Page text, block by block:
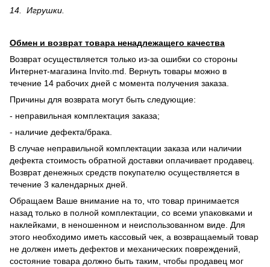
14. Игрушки.
Обмен и возврат товара ненадлежащего качества
Возврат осуществляется только из-за ошибки со стороны
Интернет-магазина Invito.md. Вернуть товары можно в
течение 14 рабочих дней с момента получения заказа.
Причины для возврата могут быть следующие:
- неправильная комплектация заказа;
- наличие дефекта/брака.
В случае неправильной комплектации заказа или наличии
дефекта стоимость обратной доставки оплачивает продавец.
Возврат денежных средств покупателю осуществляется в
течение 3 календарных дней.
Обращаем Ваше внимание на то, что товар принимается
назад только в полной комплектации, со всеми упаковками и
наклейками, в неношенном и неиспользованном виде. Для
этого необходимо иметь кассовый чек, а возвращаемый товар
не должен иметь дефектов и механических повреждений,
состояние товара должно быть таким, чтобы продавец мог